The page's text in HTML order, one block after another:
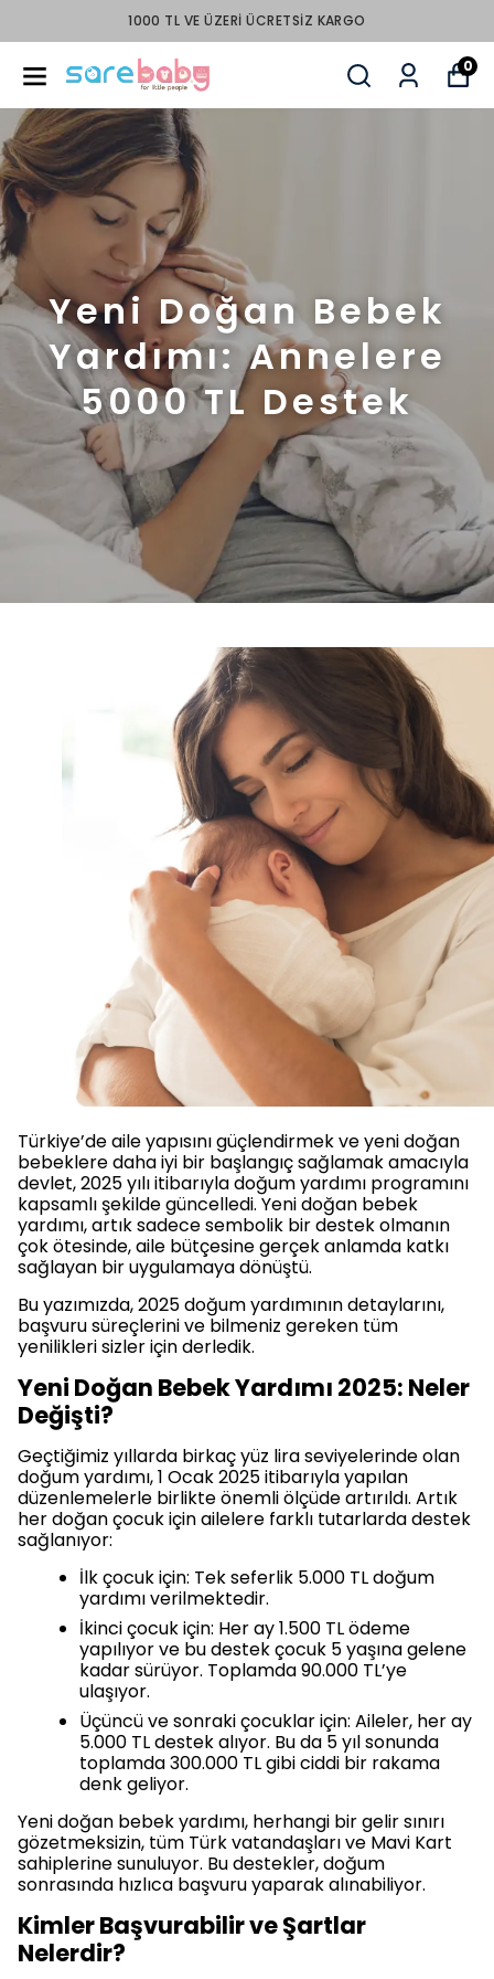
1000 TL VE ÜZERI ÜCRETSIZ KARGO
0
Yeni Doğan Bebek
Yardımı: Annelere
5000 TL Destek
Türkiye’de aile yapısını güçlendirmek ve yeni doğan
bebeklere daha iyi bir başlangıç sağlamak amacıyla
devlet, 2025 yılı itibarıyla doğum yardımı programını
kapsamlı şekilde güncelledi. Yeni doğan bebek
yardımı, artık sadece sembolik bir destek olmanın
çok ötesinde, aile bütçesine gerçek anlamda katkı
sağlayan bir uygulamaya dönüştü.
Bu yazımızda, 2025 doğum yardımının detaylarını,
başvuru süreçlerini ve bilmeniz gereken tüm
yenilikleri sizler için derledik.
Yeni Doğan Bebek Yardımı 2025: Neler
Değişti?
Geçtiğimiz yıllarda birkaç yüz lira seviyelerinde olan
doğum yardımı, 1 Ocak 2025 itibarıyla yapılan
düzenlemelerle birlikte önemli ölçüde artırıldı. Artık
her doğan çocuk için ailelere farklı tutarlarda destek
sağlanıyor:
İlk çocuk için: Tek seferlik 5.000 TL doğum
yardımı verilmektedir.
İkinci çocuk için: Her ay 1.500 TL ödeme
yapılıyor ve bu destek çocuk 5 yaşına gelene
kadar sürüyor. Toplamda 90.000 TL’ye
ulaşıyor.
Üçüncü ve sonraki çocuklar için: Aileler, her ay
5.000 TL destek alıyor. Bu da 5 yıl sonunda
toplamda 300.000 TL gibi ciddi bir rakama
denk geliyor.
Yeni doğan bebek yardımı, herhangi bir gelir sınırı
gözetmeksizin, tüm Türk vatandaşları ve Mavi Kart
sahiplerine sunuluyor. Bu destekler, doğum
sonrasında hızlıca başvuru yaparak alınabiliyor.
Kimler Başvurabilir ve Şartlar
Nelerdir?